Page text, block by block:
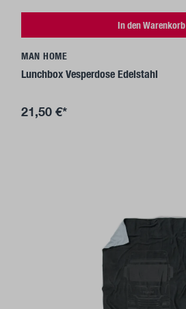
In den Warenkorb
MAN HOME
Lunchbox Vesperdose Edelstahl
21,50 €*